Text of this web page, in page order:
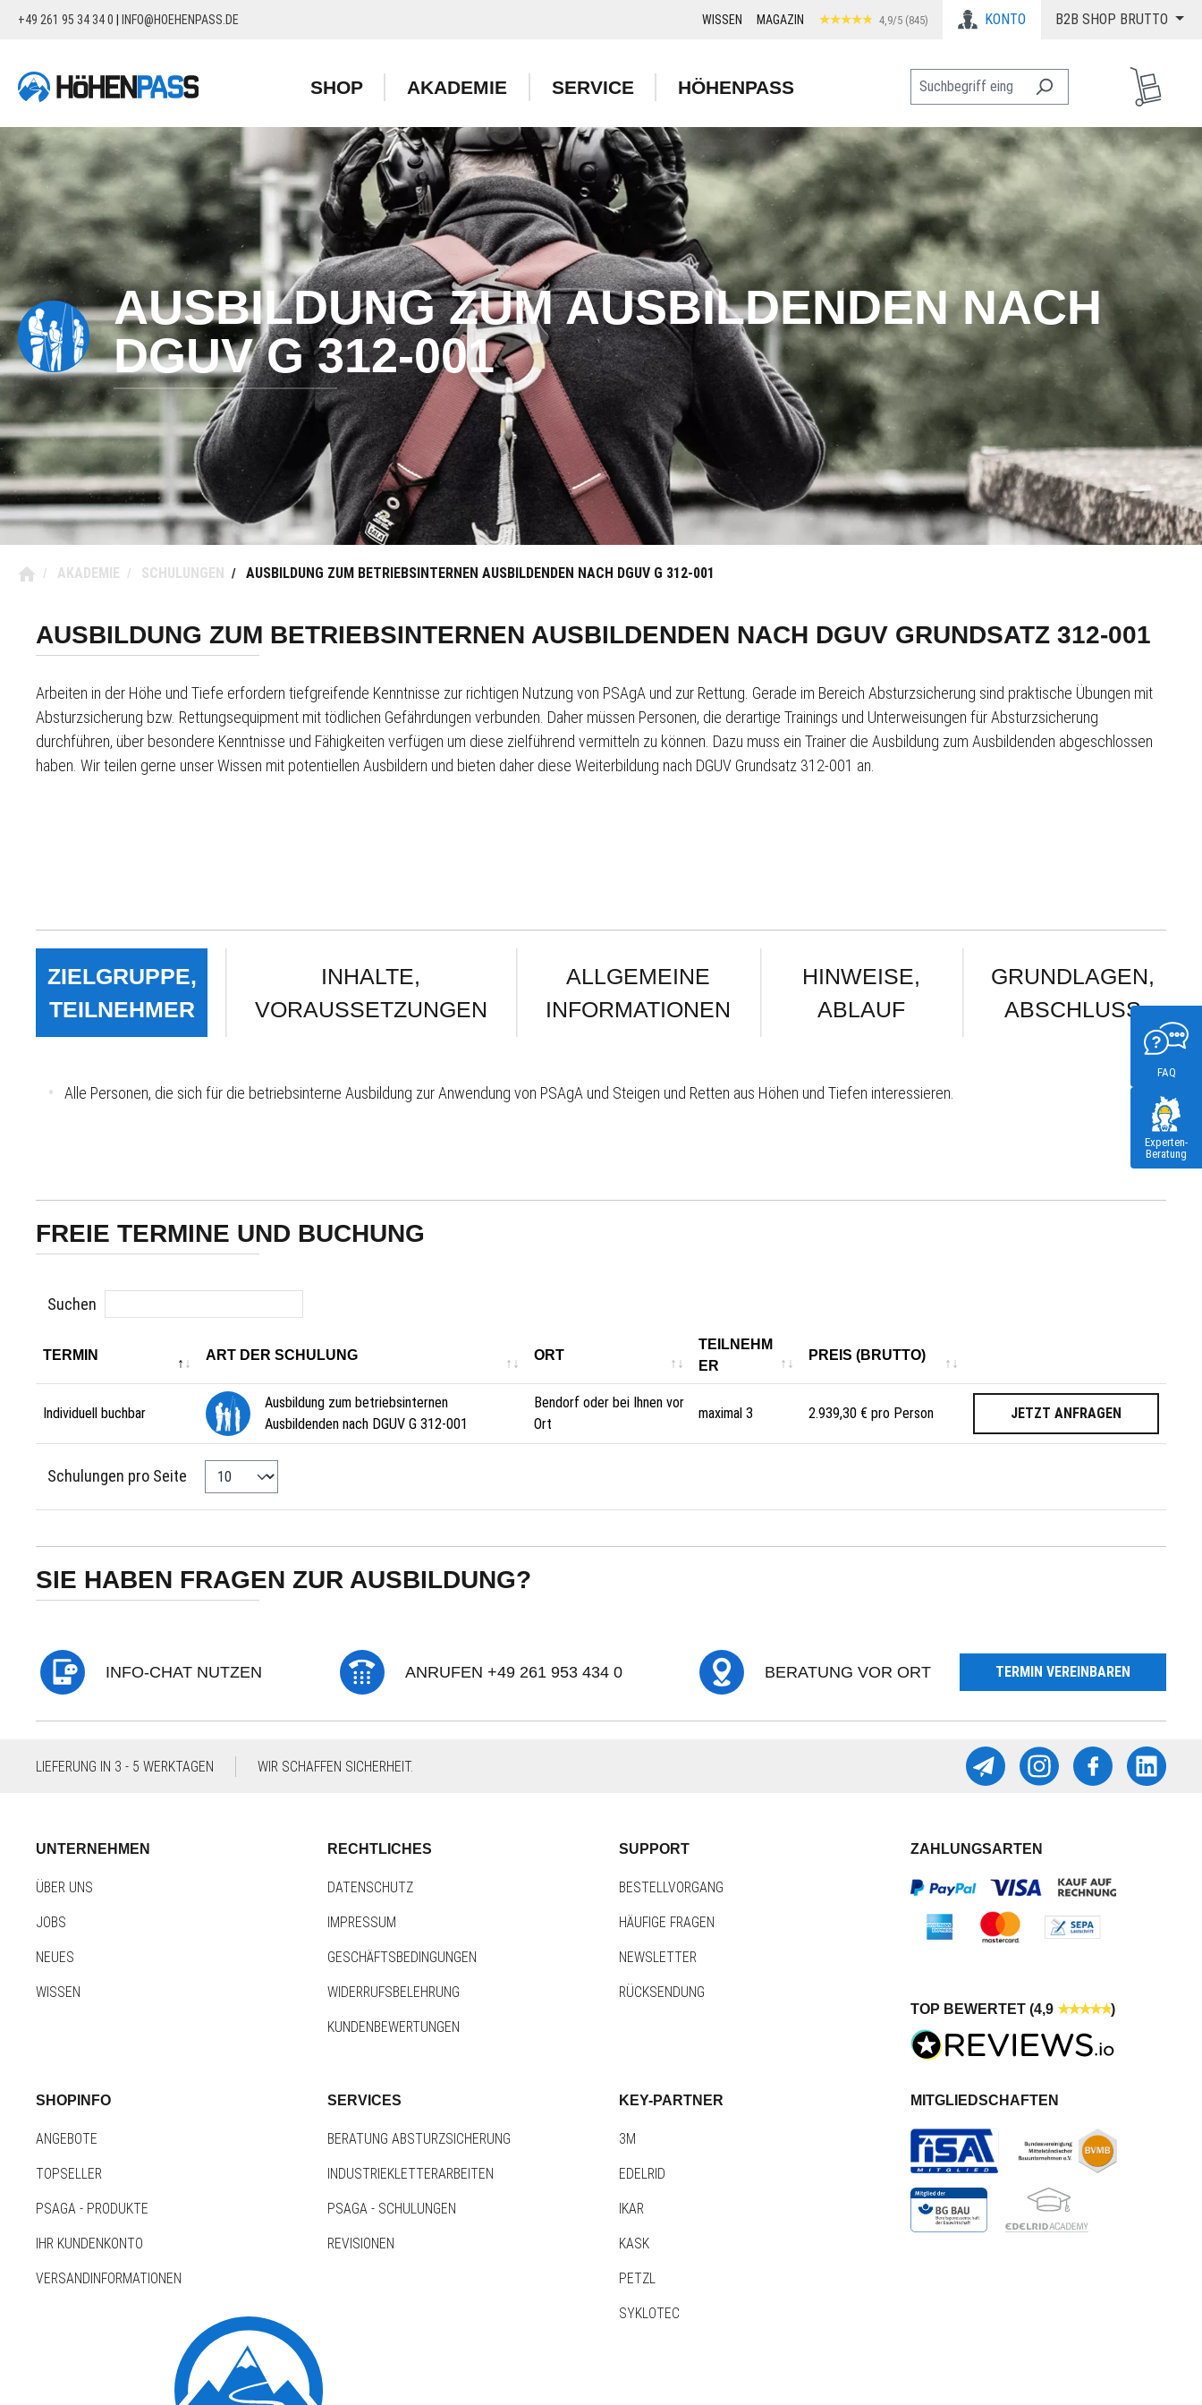
Zur Hauptnavigation springen
+49 261 95 34 34 0 | INFO@HOEHENPASS.DE WISSEN MAGAZIN 4,9/5 (845) KONTO B2B SHOP BRUTTO
SHOP AKADEMIE SERVICE HÖHENPASS
AUSBILDUNG ZUM AUSBILDENDEN NACH
DGUV G 312-001
/ AKADEMIE / SCHULUNGEN / AUSBILDUNG ZUM BETRIEBSINTERNEN AUSBILDENDEN NACH DGUV G 312-001
AUSBILDUNG ZUM BETRIEBSINTERNEN AUSBILDENDEN NACH DGUV GRUNDSATZ 312-001
Arbeiten in der Höhe und Tiefe erfordern tiefgreifende Kenntnisse zur richtigen Nutzung von PSAgA und zur Rettung. Gerade im Bereich Absturzsicherung sind praktische Übungen mit
Absturzsicherung bzw. Rettungsequipment mit tödlichen Gefährdungen verbunden. Daher müssen Personen, die derartige Trainings und Unterweisungen für Absturzsicherung
durchführen, über besondere Kenntnisse und Fähigkeiten verfügen um diese zielführend vermitteln zu können. Dazu muss ein Trainer die Ausbildung zum Ausbildenden abgeschlossen
haben. Wir teilen gerne unser Wissen mit potentiellen Ausbildern und bieten daher diese Weiterbildung nach DGUV Grundsatz 312-001 an.
ZIELGRUPPE,
TEILNEHMER
INHALTE,
VORAUSSETZUNGEN
ALLGEMEINE
INFORMATIONEN
HINWEISE,
ABLAUF
GRUNDLAGEN,
ABSCHLUSS
Alle Personen, die sich für die betriebsinterne Ausbildung zur Anwendung von PSAgA und Steigen und Retten aus Höhen und Tiefen interessieren.
FREIE TERMINE UND BUCHUNG
Suchen
TERMIN ART DER SCHULUNG ORT
TEILNEHM
ER
PREIS (BRUTTO)
Individuell buchbar
Ausbildung zum betriebsinternen
Ausbildenden nach DGUV G 312-001
Bendorf oder bei Ihnen vor
Ort
maximal 3 2.939,30 € pro Person JETZT ANFRAGEN
Schulungen pro Seite
SIE HABEN FRAGEN ZUR AUSBILDUNG?
INFO-CHAT NUTZEN ANRUFEN +49 261 953 434 0 BERATUNG VOR ORT TERMIN VEREINBAREN
LIEFERUNG IN 3 - 5 WERKTAGEN WIR SCHAFFEN SICHERHEIT.
UNTERNEHMEN
ÜBER UNS
JOBS
NEUES
WISSEN
RECHTLICHES
DATENSCHUTZ
IMPRESSUM
GESCHÄFTSBEDINGUNGEN
WIDERRUFSBELEHRUNG
KUNDENBEWERTUNGEN
SUPPORT
BESTELLVORGANG
HÄUFIGE FRAGEN
NEWSLETTER
RÜCKSENDUNG
ZAHLUNGSARTEN
TOP BEWERTET (4,9 )
SHOPINFO
ANGEBOTE
TOPSELLER
PSAGA - PRODUKTE
IHR KUNDENKONTO
VERSANDINFORMATIONEN
SERVICES
BERATUNG ABSTURZSICHERUNG
INDUSTRIEKLETTERARBEITEN
PSAGA - SCHULUNGEN
REVISIONEN
KEY-PARTNER
3M
EDELRID
IKAR
KASK
PETZL
SYKLOTEC
MITGLIEDSCHAFTEN
FAQ
Experten-
Beratung